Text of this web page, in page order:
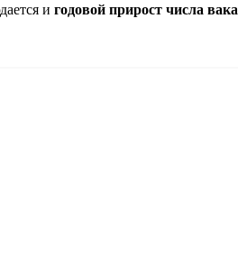
и годовой прирост числа